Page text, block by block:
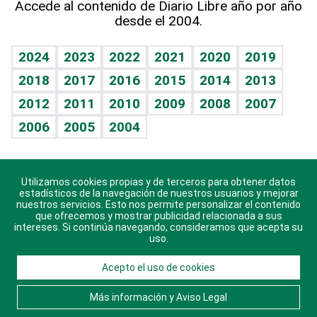
Vida y familia
Eñe
Celebrando la vida
Sin complejos
En pocas palabras
Escuchando al corazón
Economía Personal
TBT Deportivo
Guía del dinero
Horóscopos
Crucigramas
Accede al contenido de Diario Libre año por año
desde el 2004.
2024 2023 2022 2021 2020
2019
2018
2017 2016 2015 2014
2013
2012
2011 2010 2009 2008
2007
2006
2005 2004
Descarga nuestras aplicaciones para Android, iOS y
sistema Huawei.
© 2021 Diario Libre, todos los derechos reservados.
Consulta elAviso Legal. Ponte en Contacto
nosotros y conoce más sobre Diario Libre
Utilizamos cookies propias y de terceros para obtener datos
estadísticos de la navegación de nuestros usuarios y mejorar
nuestros servicios. Esto nos permite personalizar el contenido
que ofrecemos y mostrar publicidad relacionada a sus
intereses. Si continúa navegando, consideramos que acepta su
uso.
Acepto el uso de cookies
Más información y Aviso Legal